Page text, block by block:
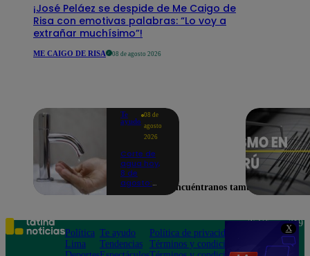
X
¡José Peláez se despide de Me Caigo de
Risa con emotivas palabras: “Lo voy a
extrañar muchísimo”!
ME CAIGO DE RISA 08 de agosto 2026
Te
ayudo
08 de
agosto
2026
Corte de
agua hoy,
8 de
agosto:
sin el
servicio de
Sedapal
Encuéntranos también en
Política
Lima
Te ayudo
Tendencias
Política de privacidad
Términos y condiciones
Teléfono: 219
Av. San